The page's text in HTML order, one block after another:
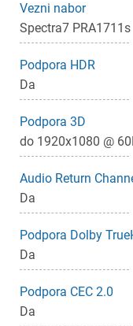
Vezni nabor
Spectra7 PRA1711s
Podpora HDR
Da
Podpora 3D
do 1920x1080 @
Audio Return
Da
Podpora Dolby
Da
Podpora CEC 2.0
Da
Prekliči